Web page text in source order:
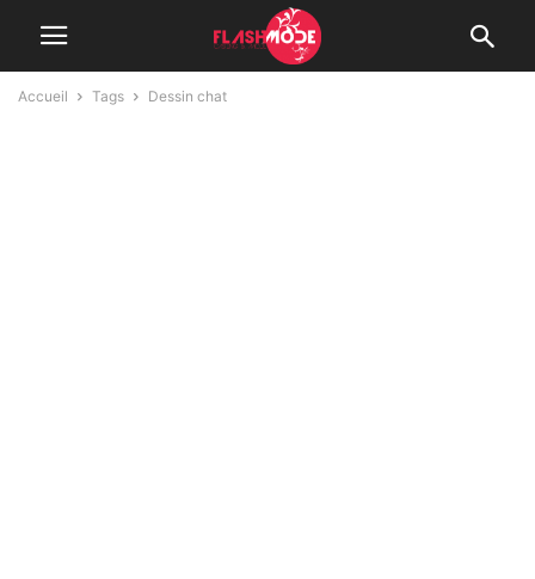
Accueil Tags Dessin chat